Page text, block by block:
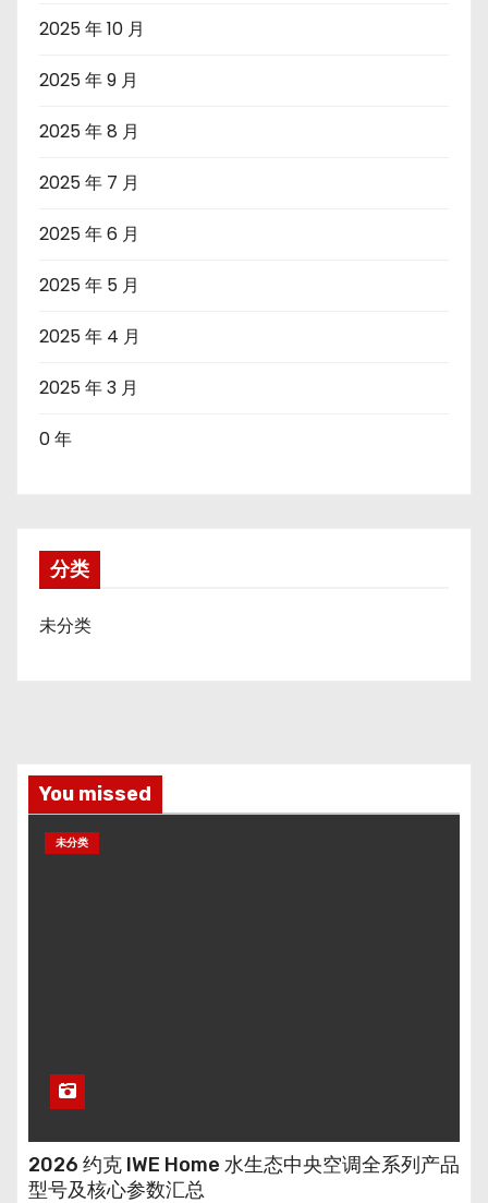
2025 年 10 月
2025 年 9 月
2025 年 8 月
2025 年 7 月
2025 年 6 月
2025 年 5 月
2025 年 4 月
2025 年 3 月
0 年
分类
未分类
You missed
未分类
2026 约克 IWE Home 水生态中央空调全系列产品
型号及核心参数汇总